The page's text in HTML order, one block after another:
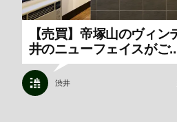
【売買】帝塚山のヴィ
井のニューフェイスがご
渋井